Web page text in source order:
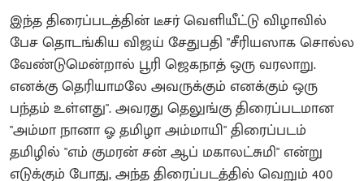
இந்த திரைப்படத்தின் டீசர் வெளியீட்டு விழாவில்
பேச தொடங்கிய விஜய் சேதுபதி "சீரியஸாக சொல்ல
வேண்டுமென்றால் பூரி ஜெகநாத் ஒரு வரலாறு.
எனக்கு தெரியாமலே அவருக்கும் எனக்கும் ஒரு
பந்தம் உள்ளது". அவரது தெலுங்கு திரைப்படமான
"அம்மா நானா ஓ தமிழா அம்மாயி" திரைப்படம்
தமிழில் "எம் குமரன் சன் ஆப் மகாலட்சுமி" என்று
எடுக்கும் போது, அந்த திரைப்படத்தில் வெறும் 400